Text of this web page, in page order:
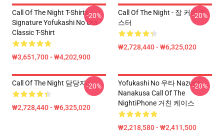
Call Of The Night T-Shirts -
Signature Yofukashi No Uta
Classic T-Shirt
₩3,651,700 - ₩4,202,900
-20%
Call Of The Night - 장 커버 포
스터
₩2,728,440 - ₩6,325,020
-20%
Call Of The Night 담당자 :
₩2,728,440 - ₩6,325,020
-20%
Yofukashi No 우타 Nazuna
Nanakusa Call Of The
NightiPhone 거친 케이스
₩2,218,580 - ₩2,411,500
-20%